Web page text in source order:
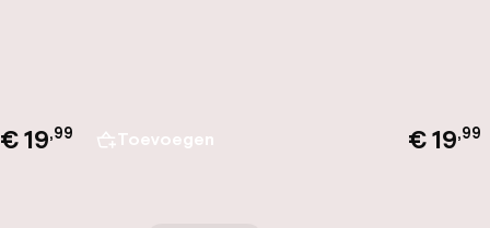
€ 19,99 Toevoegen € 19,99